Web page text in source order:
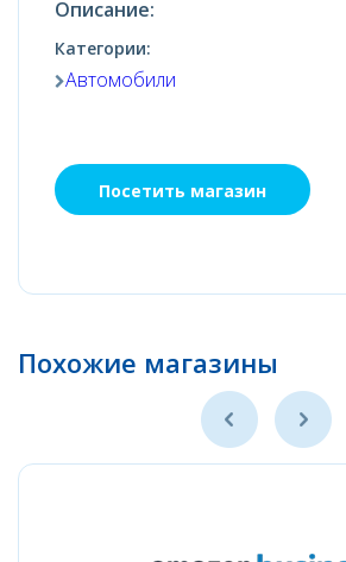
Описание:
Категории:
Автомобили
Посетить магазин
Похожие магазины